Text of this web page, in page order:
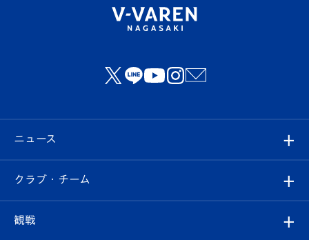
ニュース
すべて
クラブ・チーム
観戦